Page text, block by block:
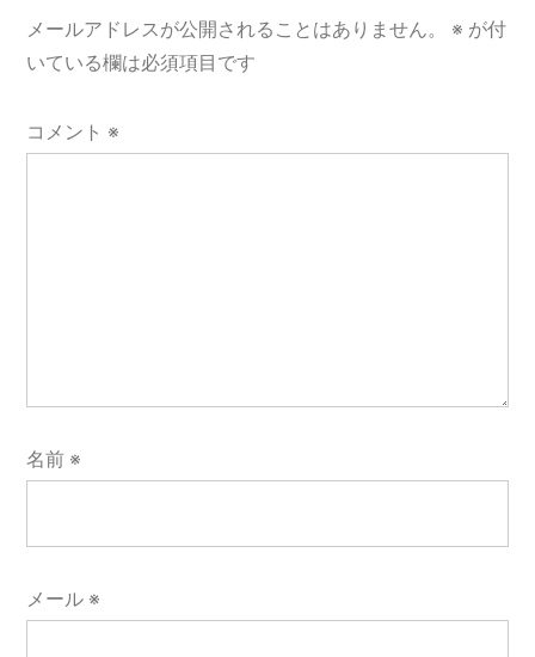
ン
メールアドレスが公開されることはありません。 ※ が付
いている欄は必須項目です
コメント ※
名前 ※
メール ※